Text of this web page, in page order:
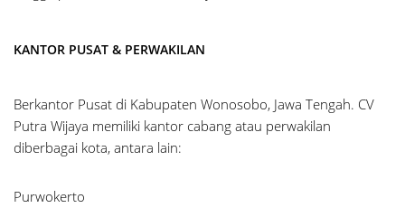
KANTOR PUSAT & PERWAKILAN
Berkantor Pusat di Kabupaten Wonosobo, Jawa Tengah. CV
Putra Wijaya memiliki kantor cabang atau perwakilan
diberbagai kota, antara lain:
Purwokerto